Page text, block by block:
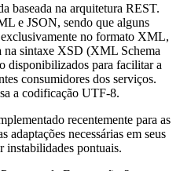
baseada na arquitetura REST.
e JSON, sendo que alguns
no formato XML,
na sintaxe XSD (XML Schema
disponibilizados para facilitar a
consumidores dos serviços.
a codificação UTF-8.
recentemente para as
adaptações necessárias em seus
instabilidades pontuais.